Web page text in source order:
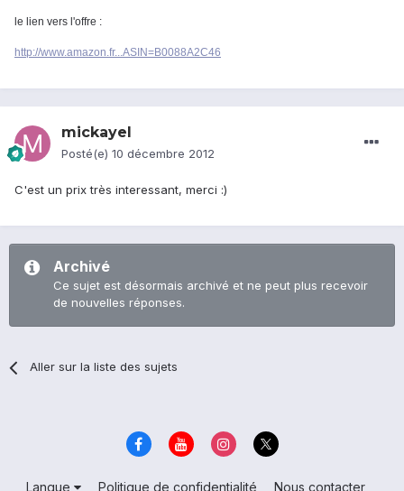
le lien vers l'offre :
http://www.amazon.fr...ASIN=B0088A2C46
mickayel
Posté(e) 10 décembre 2012
C'est un prix très interessant, merci :)
Archivé
Ce sujet est désormais archivé et ne peut plus recevoir
de nouvelles réponses.
Aller sur la liste des sujets
Langue Politique de confidentialité Nous contacter